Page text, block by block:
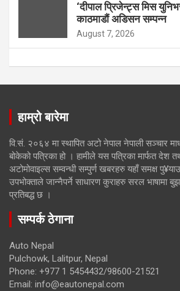
‘दीपाल प्रिजेन्ट्स मिस
काठमाडौं अडिसन सम्पन्न
August 7, 2026
हाम्रो बारेमा
वि.सं. २०६४ मा स्थापित अटो नेपाल नेपाली सञ्चार
बोकेको पत्रिका हो । हामीले यस पत्रिका मार्फत देश
अटोमोवाइल्स सम्वन्धी सम्पुर्ण खबरहरु यहाँ समक्ष
उपभोक्ताले जान्नैपर्ने साधारण कुराहरु सरल भाषामा
प्रतिबद्ध छ ।
सम्पर्क ठेगाना
Auto Nepal
Pulchowk, Lalitpur, Nepal
Phone: +977 1 5454432/98600-21521
Email: info@eautonepal.com